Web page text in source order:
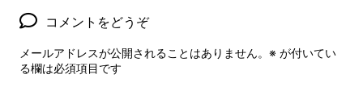
コメントをどうぞ
メールアドレスが公開されることはありません。 ※ が付いてい
る欄は必須項目です